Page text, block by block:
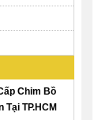
Chim Bồ
Tại TP.HCM